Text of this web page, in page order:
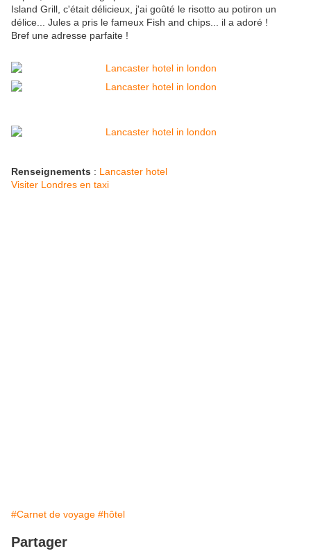
Island Grill, c'était délicieux, j'ai goûté le risotto au potiron un
délice... Jules a pris le fameux Fish and chips... il a adoré !
Bref une adresse parfaite !
Renseignements : Lancaster hotel
Visiter Londres en taxi
#Carnet de voyage #hôtel
Partager